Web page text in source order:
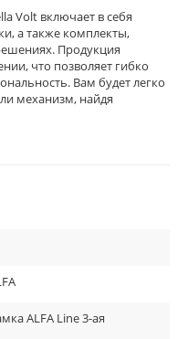
Volt включает в себя
а также комплекты,
Продукция
что позволяет гибко
Вам будет легко
механизм, найдя
ALFA Line 3-ая